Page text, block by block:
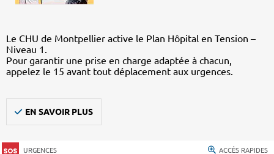
Le CHU de Montpellier active le Plan Hôpital en Tension –
Niveau 1.
Pour garantir une prise en charge adaptée à chacun,
appelez le 15 avant tout déplacement aux urgences.
EN SAVOIR PLUS
URGENCES ACCÈS RAPIDES